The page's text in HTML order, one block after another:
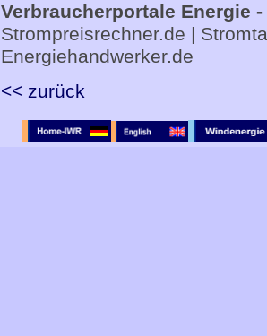
Verbraucherportale Energie
Strompreisrechner.de |
Energiehandwerker.de
<< zurück